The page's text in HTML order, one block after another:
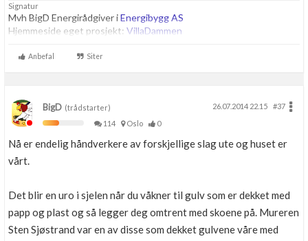
Signatur
Mvh BigD Energirådgiver iEnergibygg AS
Hjemmeside eget prosjekt: VillaDammen
Anbefal Siter
BigD (trådstarter) 26.07.2014 22.15
#37
114
Oslo 0
Nå er endelig håndverkere av forskjellige slag ute og huset er
vårt.
Det blir en uro i sjelen når du våkner til gulv som er dekket med
papp og plast og så legger deg omtrent med skoene på. Mureren
Sten Sjøstrand var en av disse som dekket gulvene våre med